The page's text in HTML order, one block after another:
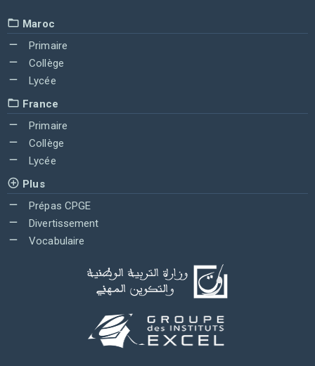
Maroc
Primaire
Collège
Lycée
France
Primaire
Collège
Lycée
Plus
Prépas CPGE
Divertissement
Vocabulaire